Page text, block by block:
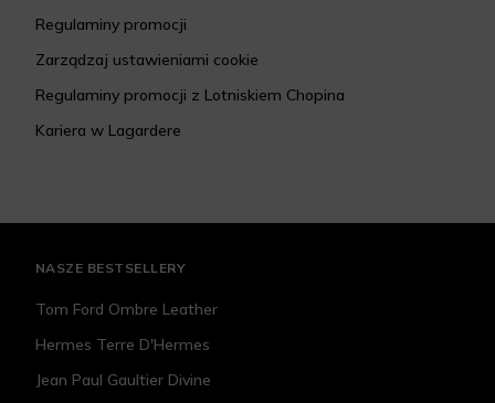
Regulaminy promocji
Zarządzaj ustawieniami cookie
Regulaminy promocji z Lotniskiem Chopina
Kariera w Lagardere
NASZE BESTSELLERY
Tom Ford Ombre Leather
Hermes Terre D'Hermes
Jean Paul Gaultier Divine